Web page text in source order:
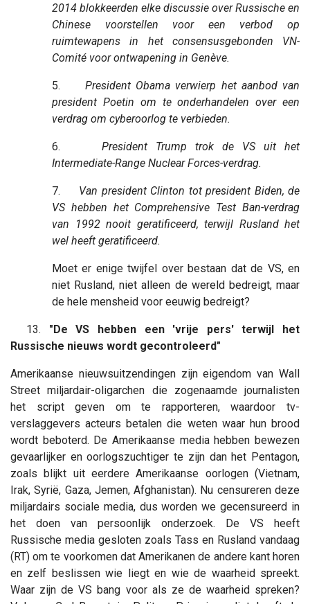
2014 blokkeerden elke discussie over Russische en
Chinese voorstellen voor een verbod op
ruimtewapens in het consensusgebonden VN-
Comité voor ontwapening in Genève.
5. President Obama verwierp het aanbod van
president Poetin om te onderhandelen over een
verdrag om cyberoorlog te verbieden.
6. President Trump trok de VS uit het
Intermediate-Range Nuclear Forces-verdrag.
7. Van president Clinton tot president Biden, de
VS hebben het Comprehensive Test Ban-verdrag
van 1992 nooit geratificeerd, terwijl Rusland het
wel heeft geratificeerd.
Moet er enige twijfel over bestaan ​​dat de VS, en
niet Rusland, niet alleen de wereld bedreigt, maar
de hele mensheid voor eeuwig bedreigt?
13. "De VS hebben een 'vrije pers' terwijl het
Russische nieuws wordt gecontroleerd"
Amerikaanse nieuwsuitzendingen zijn eigendom van Wall
Street miljardair-oligarchen die zogenaamde journalisten
het script geven om te rapporteren, waardoor tv-
verslaggevers acteurs betalen die weten waar hun brood
wordt beboterd. De Amerikaanse media hebben bewezen
gevaarlijker en oorlogszuchtiger te zijn dan het Pentagon,
zoals blijkt uit eerdere Amerikaanse oorlogen (Vietnam,
Irak, Syrië, Gaza, Jemen, Afghanistan). Nu censureren deze
miljardairs sociale media, dus worden we gecensureerd in
het doen van persoonlijk onderzoek. De VS heeft
Russische media gesloten zoals Tass en Rusland vandaag
(RT) om te voorkomen dat Amerikanen de andere kant horen
en zelf beslissen wie liegt en wie de waarheid spreekt.
Waar zijn de VS bang voor als ze de waarheid spreken?